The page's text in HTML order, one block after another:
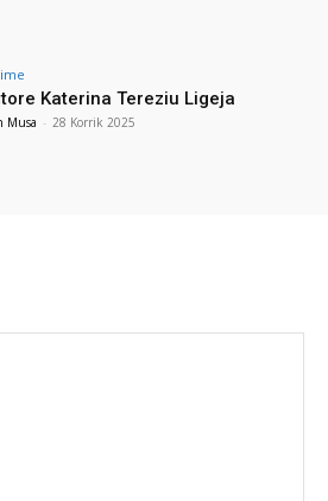
Katerina Tereziu Ligeja
Musa - 28 Korrik 2025